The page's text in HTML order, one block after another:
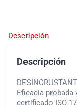
Descripción
Descripción
Eficacia probada
certificado ISO